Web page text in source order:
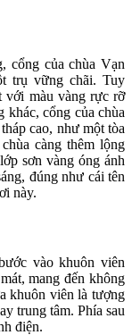
cổng của chùa Vạn
trụ vững chãi. Tuy
với màu vàng rực rỡ
khác, cổng của chùa
cao, như một tòa
càng thêm lộng
sơn vàng óng ánh
đúng như cái tên
này.
vào khuôn viên
mang đến không
khuôn viên là tượng
trung tâm. Phía sau
điện.